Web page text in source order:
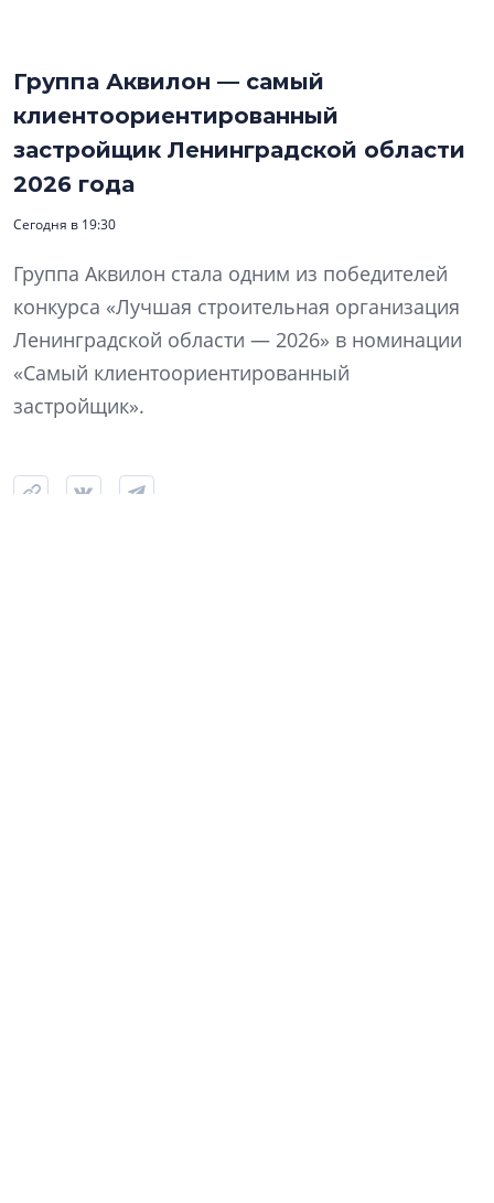
Группа Аквилон — самый
клиентоориентированный
застройщик Ленинградской области
2026 года
Сегодня в 19:30
Группа Аквилон стала одним из победителей
конкурса «Лучшая строительная организация
Ленинградской области — 2026» в номинации
«Самый клиентоориентированный
застройщик».